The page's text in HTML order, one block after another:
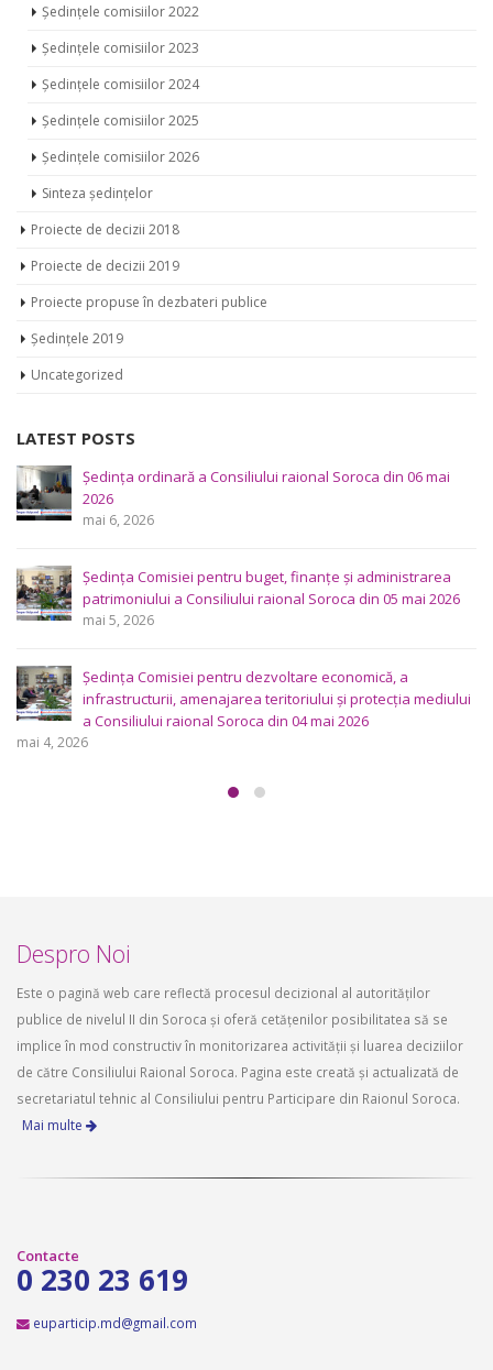
Ședințele comisiilor 2022
Ședințele comisiilor 2023
Ședințele comisiilor 2024
Ședințele comisiilor 2025
Ședințele comisiilor 2026
Sinteza ședințelor
Proiecte de decizii 2018
Proiecte de decizii 2019
Proiecte propuse în dezbateri publice
Ședințele 2019
Uncategorized
LATEST POSTS
Ședința Comisiei pentru întrebări juridice şi administraţie
publică a Consiliului raional Soroca din 04 mai 2026
mai 4, 2026
Consultări publice ale Consiliului Raional Soroca pentru
proiectele de decizie planificate pentru a fi analizate la
ședința ordinară a Consiliului raional din 6 mai 2026.
Consultări publice ale Consiliului Raional Soroca pentru
proiectele de decizie planificate pentru a fi analizate la
ședința ordinară a Consiliului raional Soroca din 6 mai
Despro Noi
Este o pagină web care reflectă procesul decizional al autorităților
publice de nivelul II din Soroca și oferă cetățenilor posibilitatea să se
implice în mod constructiv în monitorizarea activității și luarea deciziilor
de către Consiliului Raional Soroca. Pagina este creată și actualizată de
secretariatul tehnic al Consiliului pentru Participare din Raionul Soroca.
Contacte
0 230 23 619